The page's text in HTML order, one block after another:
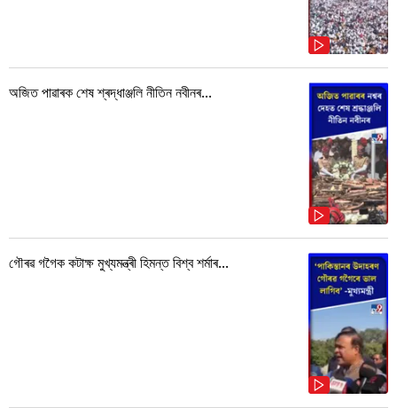
অজিত পাৱাৰক শেষ শ্ৰদ্ধাঞ্জলি নীতিন নবীনৰ...
গৌৰৱ গগৈক কটাক্ষ মুখ্যমন্ত্ৰী হিমন্ত বিশ্ব শৰ্মাৰ...